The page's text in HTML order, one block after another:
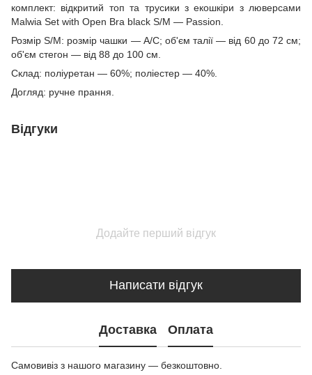
комплект: відкритий топ та трусики з екошкіри з люверсами
Malwia Set with Open Bra black S/M — Passion.
Розмір S/M: розмір чашки — A/C; об'єм талії — від 60 до 72 см;
об'єм стегон — від 88 до 100 см.
Склад: поліуретан — 60%; поліестер — 40%.
Догляд: ручне прання.
Відгуки
Додайте перший відгук
Написати відгук
Доставка Оплата
Самовивіз з нашого магазину — безкоштовно.